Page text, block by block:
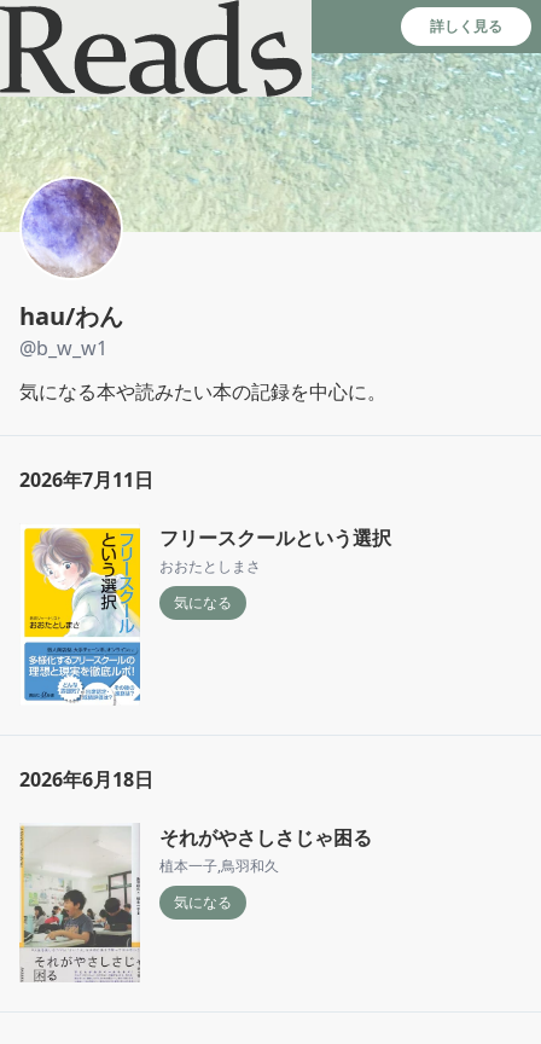
Reads - 読書のSNS＆記録アプリ 詳しく見る
hau/わん
@b_w_w1
気になる本や読みたい本の記録を中心に。
2026年7月11日
フリースクールという選択
おおたとしまさ
気になる
2026年6月18日
それがやさしさじゃ困る
植本一子,鳥羽和久
気になる